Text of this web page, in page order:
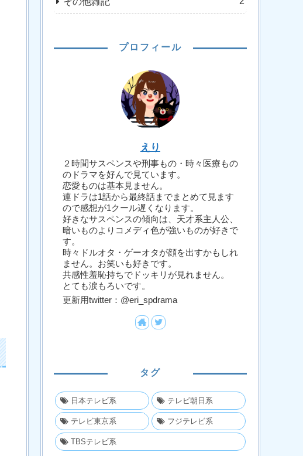
プロフィール
えり
２時間サスペンスや刑事もの・時々医療もの
のドラマを好んで見ています。
恋愛ものは基本見ません。
連ドラは1話から最終話までまとめて見ます
ので感想が1クール遅くなります。
好きなサスペンスの傾向は、天才系主人公、
暗いものよりコメディ色が強いものが好きで
す。
時々ドルオタ・ゲーオタが顔を出すかもしれ
ません。お笑いも好きです。
共感性羞恥持ちでドッキリが見れません。
とても涙もろいです。
更新用twitter：@eri_spdrama
タグ
日本テレビ系 テレビ朝日系
テレビ東京系 フジテレビ系
TBSテレビ系